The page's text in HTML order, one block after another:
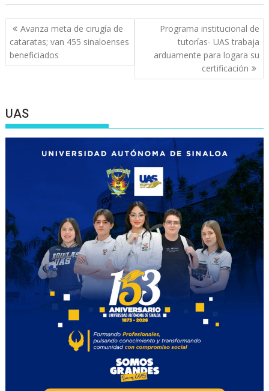
Navegación
de
entradas
Avanza meta de cirugía de
cataratas; van 455 sinaloenses
beneficiados
Programa institucional de
tutorías- UAS trabaja
arduamente para logara su
certificación
UAS